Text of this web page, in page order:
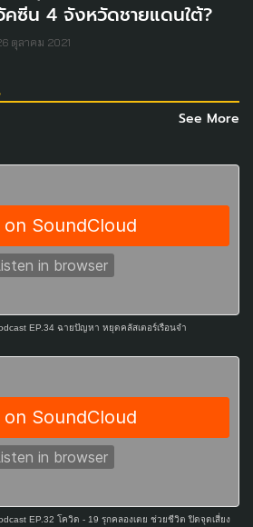
คซีน 4 จังหวัดชายแดนใต้?
ตุลาคม 2021
See More
EP.34 ฉายปัญหา หยุดคลัสเตอร์เรือนจำ
EP.32 โควิด - 19 รุกคลองเตย ช่วยชีวิต ปิดจุดเสี่ยง